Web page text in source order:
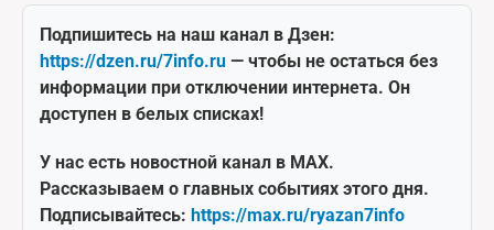
Подпишитесь на наш канал в Дзен:
https://dzen.ru/7info.ru — чтобы не остаться без
информации при отключении интернета. Он
доступен в белых списках!
У нас есть новостной канал в MAX.
Рассказываем о главных событиях этого дня.
Подписывайтесь: https://max.ru/ryazan7info